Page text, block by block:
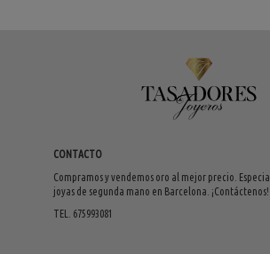
CONTACTO
Compramos y vendemos oro al mejor precio.
joyas de segunda mano en Barcelona. ¡Contáctenos!
TEL. 675993081